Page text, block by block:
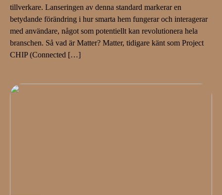
tillverkare. Lanseringen av denna standard markerar en
betydande förändring i hur smarta hem fungerar och interagerar
med användare, något som potentiellt kan revolutionera hela
branschen. Så vad är Matter? Matter, tidigare känt som Project
CHIP (Connected […]